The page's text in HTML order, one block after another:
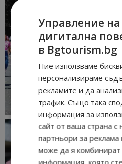
Управление
дигитална
в Bgtourism.bg
Ние използваме
персонализираме
рекламите и да
трафик. Също така
информация за
сайт от ваша страна
партньори за реклама
може да я комбинират
информация, която